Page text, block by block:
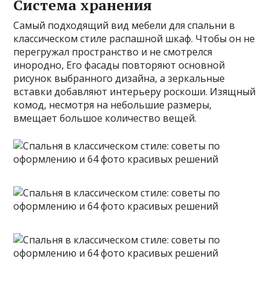
Система хранения
Самый подходящий вид мебели для спальни в
классическом стиле распашной шкаф. Чтобы он не
перегружал пространство и не смотрелся
инородно, Его фасады повторяют основной
рисунок выбранного дизайна, а зеркальные
вставки добавляют интерьеру роскоши. Изящный
комод, несмотря на небольшие размеры,
вмещает большое количество вещей.